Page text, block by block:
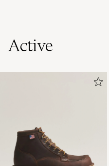
Active